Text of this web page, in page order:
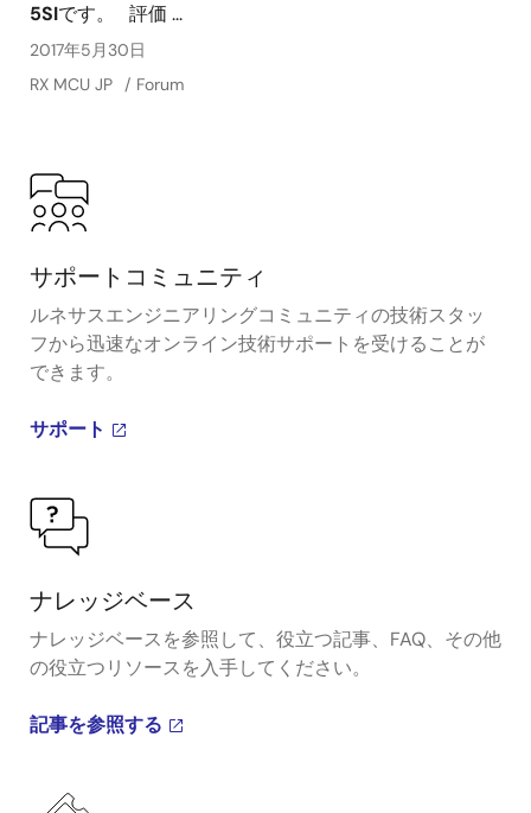
5SIです。 評価 ...
2017年5月30日
RX MCU JP
Forum
サポートコミュニティ
ルネサスエンジニアリングコミュニティの技術スタッ
フから迅速なオンライン技術サポートを受けることが
できます。
サポート
ナレッジベース
ナレッジベースを参照して、役立つ記事、FAQ、その他
の役立つリソースを入手してください。
記事を参照する